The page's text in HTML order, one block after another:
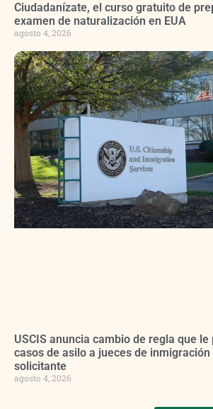
Ciudadanízate, el curso gratuito de
examen de naturalización en EUA
agosto 4, 2026
USCIS anuncia cambio de regla que
casos de asilo a jueces de
solicitante
agosto 4, 2026